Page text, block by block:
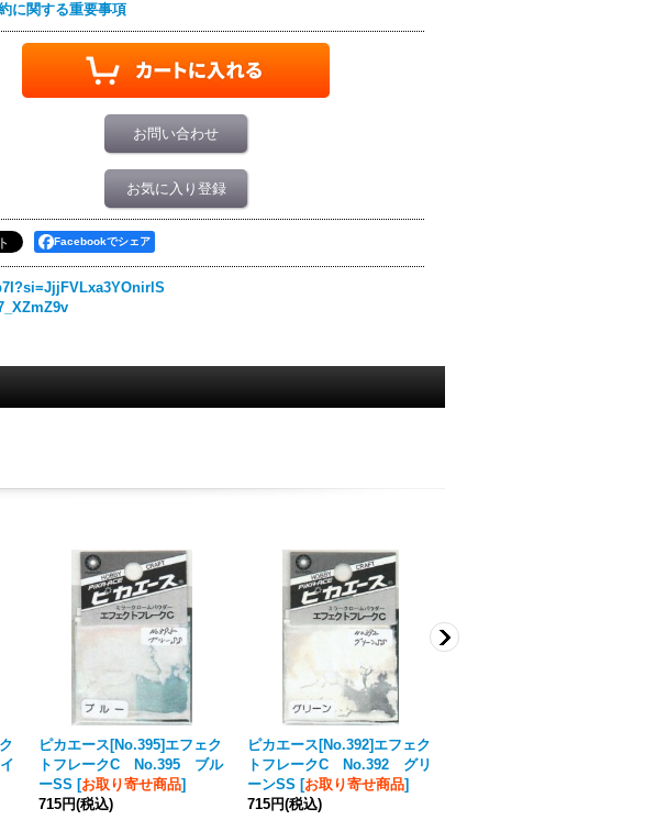
に関する重要事項
お問い合わせ
お気に入り登録
Facebookでシェア
ピカエース[No.395]エフェク
トフレークC No.395 ブル
ーSS [お取り寄せ商品]
715円(税込)
ピカエース[No.392]エフェク
トフレークC No.392 グリ
ーンSS [お取り寄せ商品]
715円(税込)